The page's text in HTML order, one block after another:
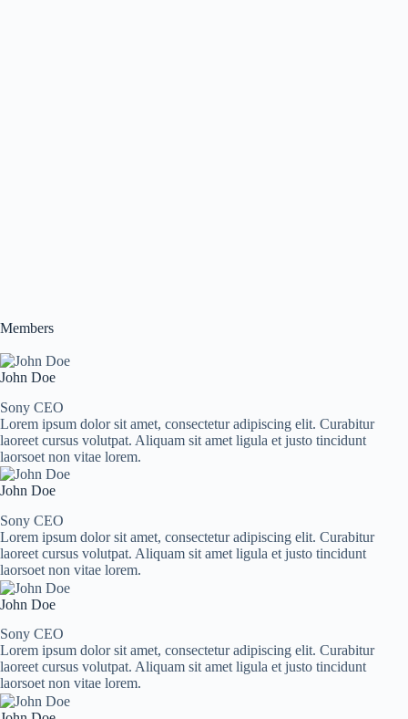
Members
John Doe
Sony CEO
Lorem ipsum dolor sit amet, consectetur adipiscing elit. Curabitur
laoreet cursus volutpat. Aliquam sit amet ligula et justo tincidunt
laorsoet non vitae lorem.
John Doe
Sony CEO
Lorem ipsum dolor sit amet, consectetur adipiscing elit. Curabitur
laoreet cursus volutpat. Aliquam sit amet ligula et justo tincidunt
laorsoet non vitae lorem.
John Doe
Sony CEO
Lorem ipsum dolor sit amet, consectetur adipiscing elit. Curabitur
laoreet cursus volutpat. Aliquam sit amet ligula et justo tincidunt
laorsoet non vitae lorem.